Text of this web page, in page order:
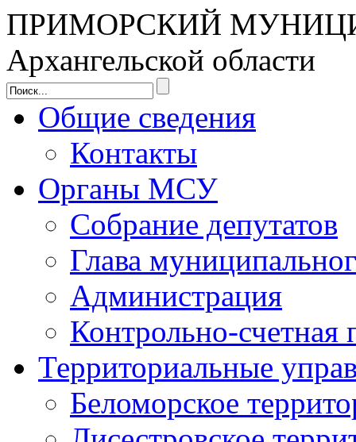
ПРИМОРСКИЙ
Архангельской области
Общие сведения
Контакты
Органы МСУ
Собрание депутатов
Глава
Администрация
Контрольно-счетная
Территориальные
Беломорское